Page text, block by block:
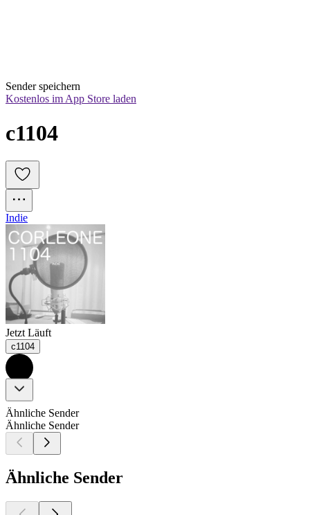
Sender speichern
Kostenlos im App Store laden
c1104
Indie
Jetzt Läuft
c1104
Ähnliche Sender
Ähnliche Sender
Ähnliche Sender